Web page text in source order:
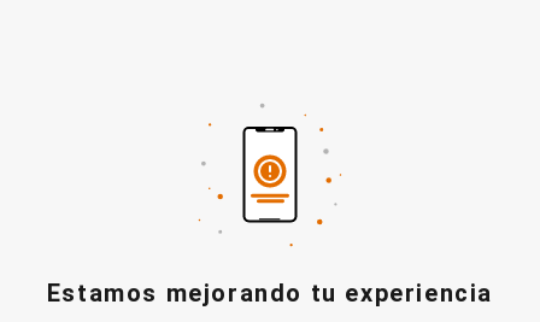
Estamos mejorando tu experiencia